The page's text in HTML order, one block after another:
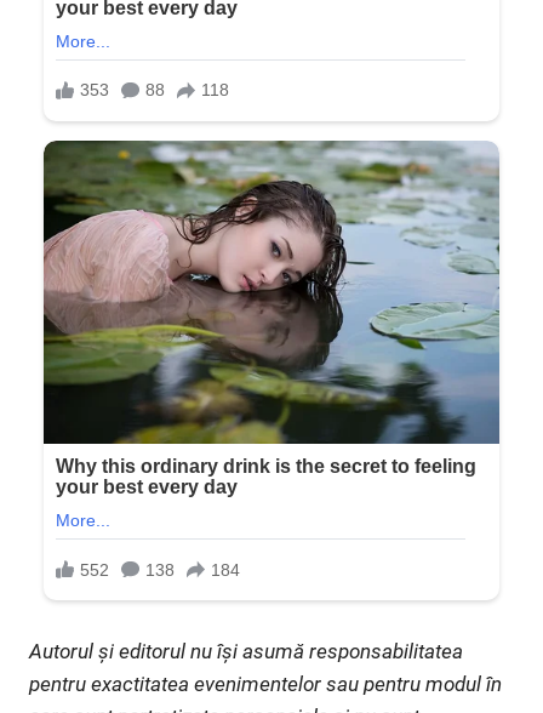
Autorul și editorul nu își asumă responsabilitatea
pentru exactitatea evenimentelor sau pentru modul în